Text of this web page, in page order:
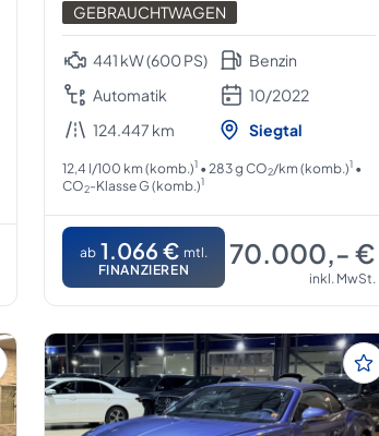
GEBRAUCHTWAGEN
441 kW (600 PS)
Automatik
124.447 km
Benzin
10/2022
Siegtal
12,4 l/100 km (komb.)1• 283 g CO2/km (komb.)1•
CO2-Klasse G (komb.)1
ab 1.066 € mtl.
FINANZIEREN
70.000,- €
inkl. MwSt.